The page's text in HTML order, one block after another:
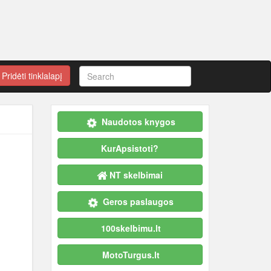
Pridėti tinklalapį
Naudotos knygos
KurApsistoti?
NT skelbimai
Geros paslaugos
100skelbimu.lt
MotoTurgus.lt